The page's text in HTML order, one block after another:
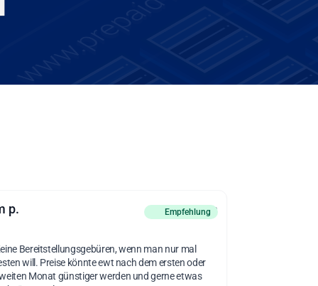
Empfehlung
p. vor 4 Monaten
Bereitstellungsgebüren, wenn man nur mal
will. Preise könnte ewt nach dem ersten oder
Monat günstiger werden und gerne etwas